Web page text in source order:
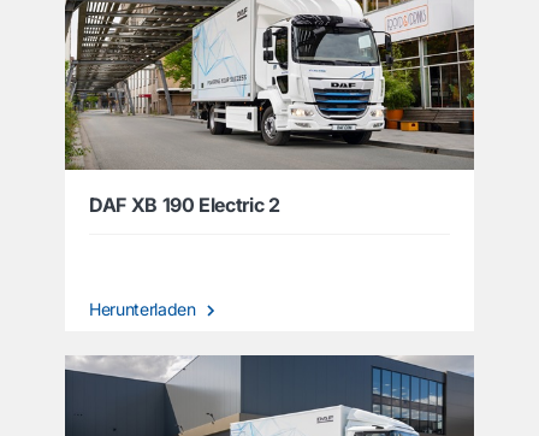
DAF XB 190 Electric 2
Herunterladen